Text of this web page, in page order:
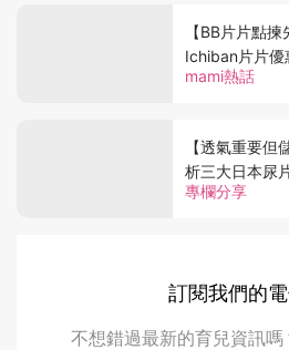
mami熱話
【BB片片點
Ichiban片片優
專欄分享
【透氣重要
析三大日本尿
訂閱我們的
不想錯過最新的育兒資訊